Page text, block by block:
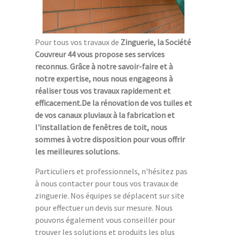
Pour tous vos travaux de Zinguerie, la Société
Couvreur 44 vous propose ses services
reconnus. Grâce à notre savoir-faire et à
notre expertise, nous nous engageons à
réaliser tous vos travaux rapidement et
efficacement.De la rénovation de vos tuiles et
de vos canaux pluviaux à la fabrication et
l'installation de fenêtres de toit, nous
sommes à votre disposition pour vous offrir
les meilleures solutions.
Particuliers et professionnels, n'hésitez pas
à nous contacter pour tous vos travaux de
zinguerie. Nos équipes se déplacent sur site
pour effectuer un devis sur mesure. Nous
pouvons également vous conseiller pour
trouver les solutions et produits les plus